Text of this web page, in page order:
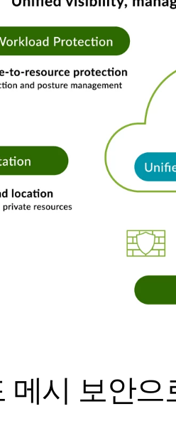
메시 보안으